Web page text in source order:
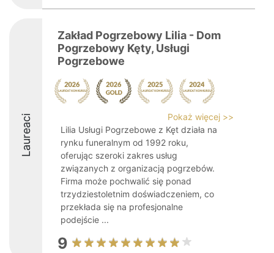
Laureaci
Zakład Pogrzebowy Lilia - Dom
Pogrzebowy Kęty, Usługi
Pogrzebowe
Pokaż więcej >>
Lilia Usługi Pogrzebowe z Kęt działa na
rynku funeralnym od 1992 roku,
oferując szeroki zakres usług
związanych z organizacją pogrzebów.
Firma może pochwalić się ponad
trzydziestoletnim doświadczeniem, co
przekłada się na profesjonalne
podejście ...
9